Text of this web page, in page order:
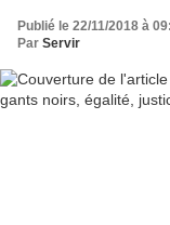
Publié le 22/11/2018 à
Par Servir